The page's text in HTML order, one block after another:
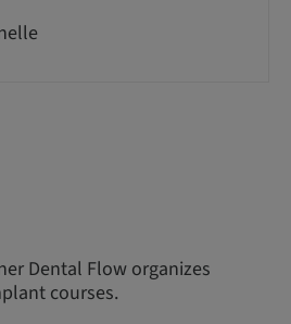
Dental Flow organizes
courses.